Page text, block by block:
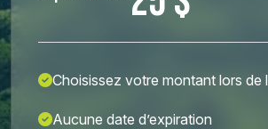
Choisissez votre montant lors de
Aucune date d’expiration